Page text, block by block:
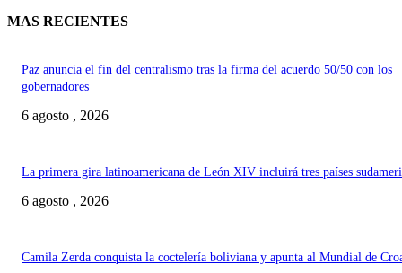
MAS RECIENTES
Paz anuncia el fin del centralismo tras la firma del acuerdo 50/50 con los
gobernadores
6 agosto , 2026
La primera gira latinoamericana de León XIV incluirá tres países
6 agosto , 2026
Camila Zerda conquista la coctelería boliviana y apunta al Mundial de